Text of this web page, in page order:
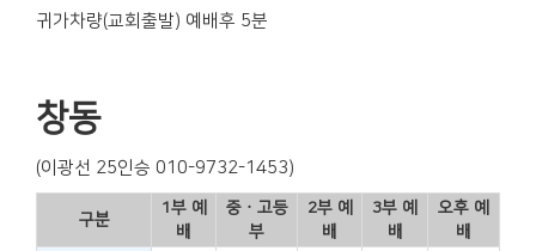
귀가차량(교회출발) 예배후 5분
창동
(이광선 25인승 010-9732-1453)
구분
1부 예
배
중ㆍ고등
부
2부 예
배
3부 예
배
오후 예
배